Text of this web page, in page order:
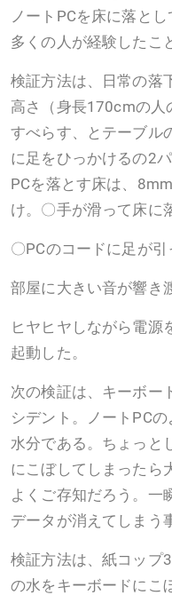
ノートPCを床に落と
多くの人が経験したこ
検証方法は、日常の落
高さ（身長170cmの人
すべらす、とテーブル
に足をひっかけるの2
PCを落とす床は、
け。〇手が滑って床に
〇PCのコードに足が
部屋に大きい音が響き
ヒヤヒヤしながら電源
起動した。
次の検証は、キーボー
シデント。ノートPC
水分である。ちょっと
にこぼしてしまったら
よくご存知だろう。一
データが消えてしまう
検証方法は、紙コップ
の水をキーボードにこ